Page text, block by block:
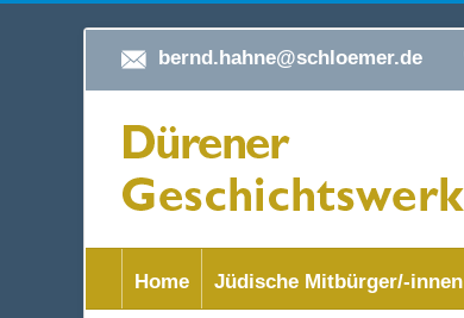
bernd.hahne@schloemer.de
Home Jüdische Mitbürger/-innen